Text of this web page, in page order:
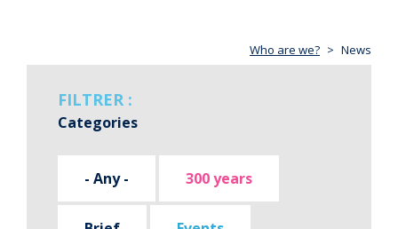
Who are we? News
FILTRER :
Categories
- Any - 300 years